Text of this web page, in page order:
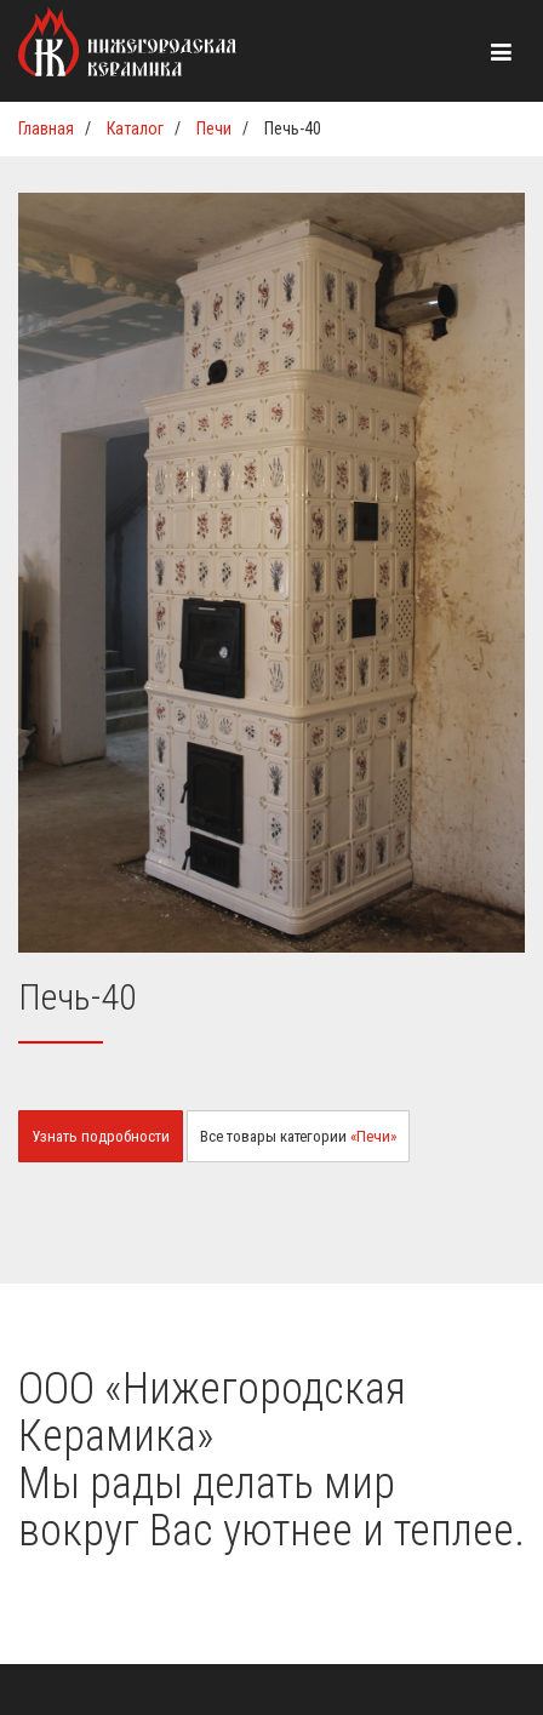
Главная / Каталог / Печи / Печь-40
Печь-40
Узнать подробности Все товары категории «Печи»
OOO «Нижегородская
Керамика»
Мы рады делать мир
вокруг Вас уютнее и теплее.